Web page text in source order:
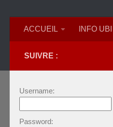
ACCUEIL INFO UBI
SUIVRE :
Username:
Password: